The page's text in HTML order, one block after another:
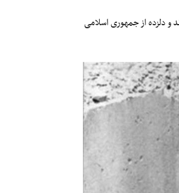
و دلزده از جمهوری اسلامی